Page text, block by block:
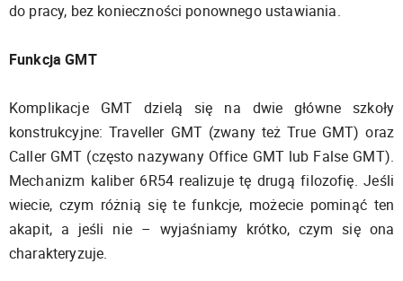
do pracy, bez konieczności ponownego ustawiania.
Funkcja GMT
Komplikacje GMT dzielą się na dwie główne szkoły
konstrukcyjne: Traveller GMT (zwany też True GMT) oraz
Caller GMT (często nazywany Office GMT lub False GMT).
Mechanizm kaliber 6R54 realizuje tę drugą filozofię. Jeśli
wiecie, czym różnią się te funkcje, możecie pominąć ten
akapit, a jeśli nie – wyjaśniamy krótko, czym się ona
charakteryzuje.